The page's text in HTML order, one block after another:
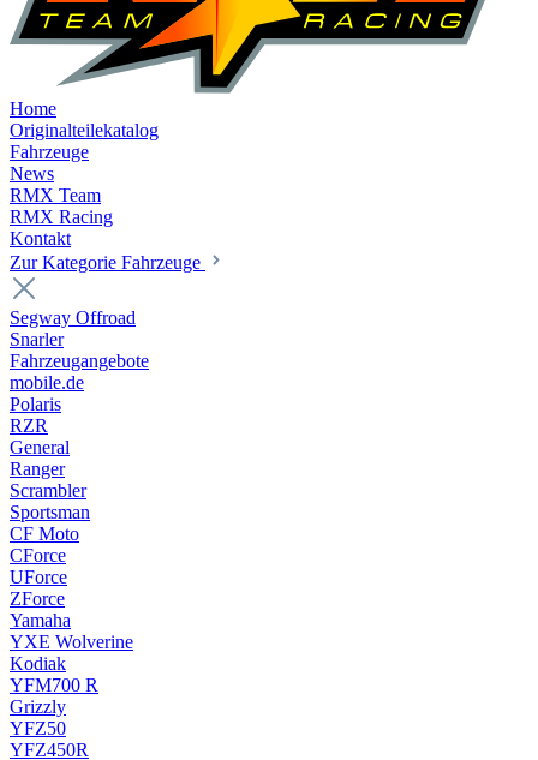
Home
Originalteilekatalog
Fahrzeuge
News
RMX Team
RMX Racing
Kontakt
Zur Kategorie Fahrzeuge
Segway Offroad
Snarler
Fahrzeugangebote
mobile.de
Polaris
RZR
General
Ranger
Scrambler
Sportsman
CF Moto
CForce
UForce
ZForce
Yamaha
YXE Wolverine
Kodiak
YFM700 R
Grizzly
YFZ50
YFZ450R